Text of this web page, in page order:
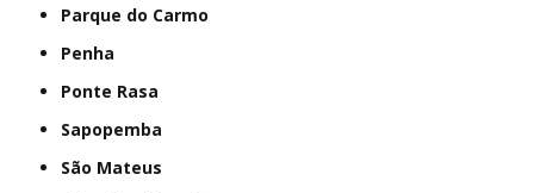
Parque do Carmo
Penha
Ponte Rasa
Sapopemba
São Mateus